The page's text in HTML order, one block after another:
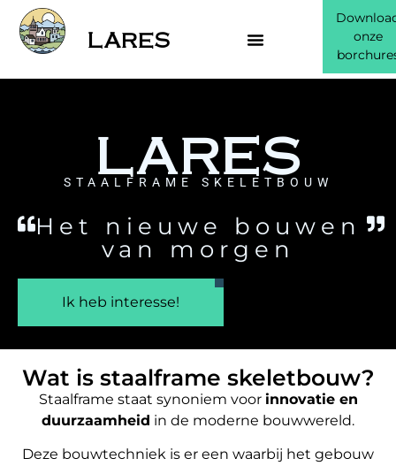
LARES
onze
LARES
STAALFRAME SKELETBOUW
Het nieuwe bouwen
van morgen
Ik heb interesse!
Wat is staalframe skeletbouw?
Staalframe staat synoniem voor innovatie en
duurzaamheid in de moderne bouwwereld.
Deze bouwtechniek is er een waarbij het gebouw